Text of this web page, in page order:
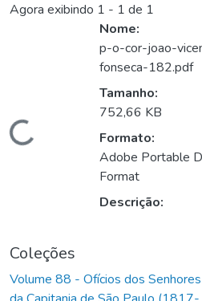
Agora exibindo 1 - 1 de 1
Carregando...
Nome:
p-o-cor-joao-
fonseca-182.pdf
Tamanho:
752,66 KB
Formato:
Adobe Portable
Format
Descrição:
Coleções
Volume 88 - Ofícios dos